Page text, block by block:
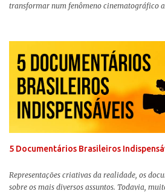
transformar num fenômeno cinematográfico
lançamento, posso afirmar que o longa,
Adoráveis Mulheres ) prometeu tudo e
filme do ano até aqui. Repleto de criatividade,
levar a sério, a produção aborda temas
conhecida por sua filmografia feminista,
como a Barbie se encaixa no mundo moderno,
importância e o impacto, positivo ou negativo,
pessoas. Isso tudo com um sentimento de
5 Documentários Brasileiros
Representações criativas da realidade, os
sobre os mais diversos assuntos. Todavia,